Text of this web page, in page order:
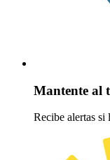
Mantente al
Recibe alertas si